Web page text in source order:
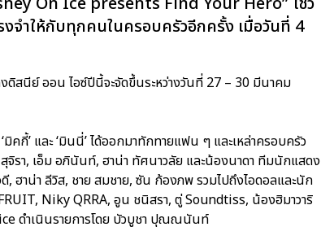
ำให้กับทุกคนในครอบครัวอีกครั้ง เมื่อวันที่ 4
สนีย์ ออน ไอซ์ปีนี้จะจัดขึ้นระหว่างวันที่ 27 – 30 มีนาคม
กี้’ และ ‘มินนี่’ ได้ออกมาทักทายแฟน ๆ และเหล่าครอบครัว
รา, เอ็ม อภินันท์, ฮาน่า ทัศนาวลัย และน้องนาดา ทีมนักแสดง
ฮาน่า ลีวิส, ชาย สมชาย, ซัน ก้องภพ รวมไปถึงไอดอลและนัก
Niky QRRA, อูน ชนิสรา, ตู่ Soundtiss, น้องฮิมาวาริ
ดำเนินรายการโดย บัวบูชา ปุณณนันท์